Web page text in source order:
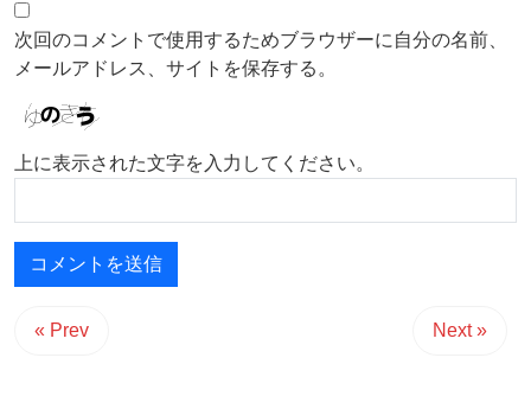
次回のコメントで使用するためブラウザーに自分の名前、
メールアドレス、サイトを保存する。
上に表示された文字を入力してください。
« Prev Next »